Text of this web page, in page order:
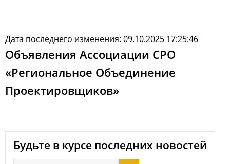
Дата последнего изменения: 09.10.2025 17:25:46
Объявления Ассоциации СРО
«Региональное Объединение
Проектировщиков»
Будьте в курсе последних новостей